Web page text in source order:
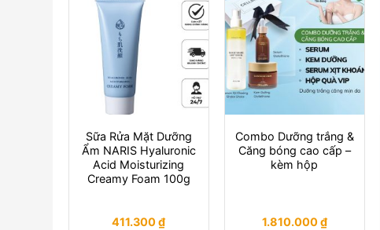
Sữa Rửa Mặt Dưỡng
Ẩm NARIS Hyaluronic
Acid Moisturizing
Creamy Foam 100g
411.300₫
Combo Dưỡng trắng &
Căng bóng cao cấp –
kèm hộp
1.810.000₫